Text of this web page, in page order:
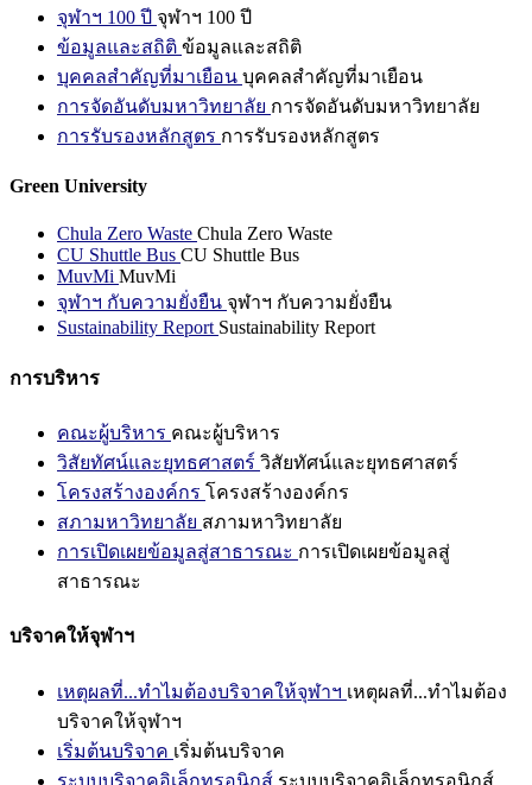
จุฬาฯ 100 ปี จุฬาฯ 100 ปี
ข้อมูลและสถิติ ข้อมูลและสถิติ
บุคคลสำคัญที่มาเยือน บุคคลสำคัญที่มาเยือน
การจัดอันดับมหาวิทยาลัย การจัดอันดับมหาวิทยาลัย
การรับรองหลักสูตร การรับรองหลักสูตร
Green University
Chula Zero Waste Chula Zero Waste
CU Shuttle Bus CU Shuttle Bus
MuvMi MuvMi
จุฬาฯ กับความยั่งยืน จุฬาฯ กับความยั่งยืน
Sustainability Report Sustainability Report
การบริหาร
คณะผู้บริหาร คณะผู้บริหาร
วิสัยทัศน์และยุทธศาสตร์ วิสัยทัศน์และยุทธศาสตร์
โครงสร้างองค์กร โครงสร้างองค์กร
สภามหาวิทยาลัย สภามหาวิทยาลัย
การเปิดเผยข้อมูลสู่สาธารณะ การเปิดเผยข้อมูลสู่
สาธารณะ
บริจาคให้จุฬาฯ
เหตุผลที่...ทำไมต้องบริจาคให้จุฬาฯ เหตุผลที่...ทำไมต้อง
บริจาคให้จุฬาฯ
เริ่มต้นบริจาค เริ่มต้นบริจาค
ระบบบริจาคอิเล็กทรอนิกส์ ระบบบริจาคอิเล็กทรอนิกส์